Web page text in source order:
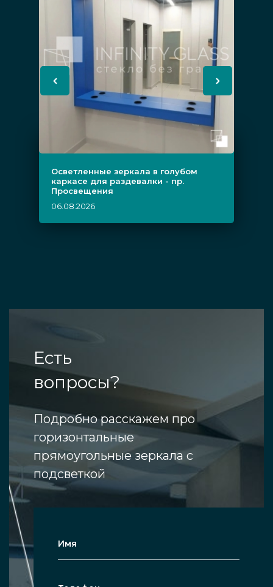
Осветленные зеркала в голубом
каркасе для раздевалки - пр.
Просвещения
06.08.2026
Есть
вопросы?
Подробно расскажем про
горизонтальные
прямоугольные зеркала с
подсветкой